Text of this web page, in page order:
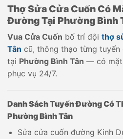
Thợ Sửa Cửa Cuốn Có
Đường Tại Phường Bình
Vua Cửa Cuốn bố trí đội thợ
Tân cũ, thông thạo từng tuyến
tại Phường Bình Tân — có
phục vụ 24/7.
Danh Sách Tuyến Đường Có
Phường Bình Tân
Sửa cửa cuốn đường Kinh